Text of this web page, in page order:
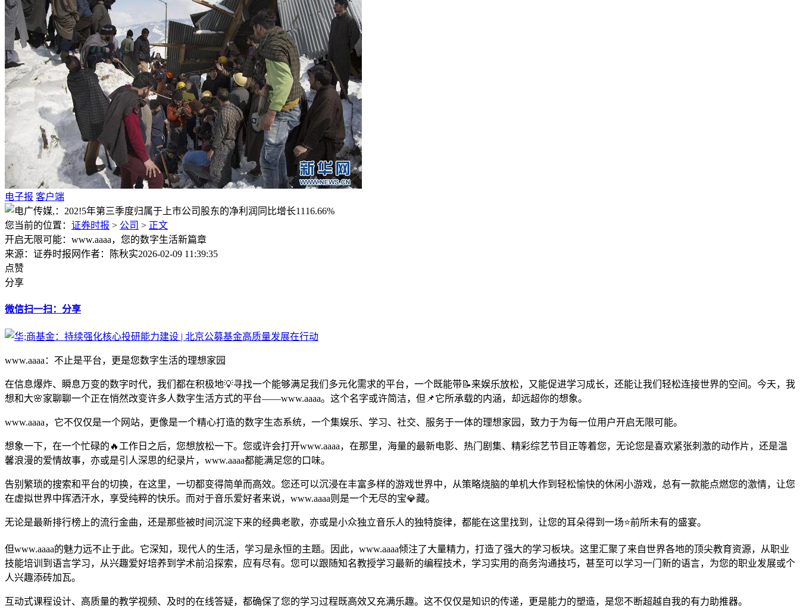
电子报 客户端
您当前的位置： 证券时报 > 公司 > 正文
开启无限可能：www.aaaa，您的数字生活新篇章
来源：证券时报网作者：陈秋实2026-02-09 11:39:35
点赞
分享
微信扫一扫：分享
www.aaaa：不止是平台，更是您数字生活的理想家园
在信息爆炸、瞬息万变的数字时代，我们都在积极地💡寻找一个能够满足我们多元化需求的平台，一个既能带📝来娱乐放松，又能促进学习成长，还能让我们轻松连接世界的空间。今天，我
想和大🌸家聊聊一个正在悄然改变许多人数字生活方式的平台——www.aaaa。这个名字或许简洁，但📌它所承载的内涵，却远超你的想象。
www.aaaa，它不仅仅是一个网站，更像是一个精心打造的数字生态系统，一个集娱乐、学习、社交、服务于一体的理想家园，致力于为每一位用户开启无限可能。
想象一下，在一个忙碌的🔥工作日之后，您想放松一下。您或许会打开www.aaaa，在那里，海量的最新电影、热门剧集、精彩综艺节目正等着您，无论您是喜欢紧张刺激的动作片，还是温
馨浪漫的爱情故事，亦或是引人深思的纪录片，www.aaaa都能满足您的口味。
告别繁琐的搜索和平台的切换，在这里，一切都变得简单而高效。您还可以沉浸在丰富多样的游戏世界中，从策略烧脑的单机大作到轻松愉快的休闲小游戏，总有一款能点燃您的激情，让您
在虚拟世界中挥洒汗水，享受纯粹的快乐。而对于音乐爱好者来说，www.aaaa则是一个无尽的宝💎藏。
无论是最新排行榜上的流行金曲，还是那些被时间沉淀下来的经典老歌，亦或是小众独立音乐人的独特旋律，都能在这里找到，让您的耳朵得到一场⭐前所未有的盛宴。
但www.aaaa的魅力远不止于此。它深知，现代人的生活，学习是永恒的主题。因此，www.aaaa倾注了大量精力，打造了强大的学习板块。这里汇聚了来自世界各地的顶尖教育资源，从职业
技能培训到语言学习，从兴趣爱好培养到学术前沿探索，应有尽有。您可以跟随知名教授学习最新的编程技术，学习实用的商务沟通技巧，甚至可以学习一门新的语言，为您的职业发展或个
人兴趣添砖加瓦。
互动式课程设计、高质量的教学视频、及时的在线答疑，都确保了您的学习过程既高效又充满乐趣。这不仅仅是知识的传递，更是能力的塑造，是您不断超越自我的有力助推器。